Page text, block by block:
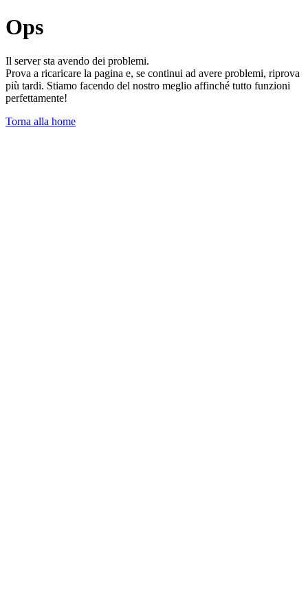
Ops
Il server sta avendo dei problemi.
Prova a ricaricare la pagina e, se continui ad avere problemi, riprova
più tardi. Stiamo facendo del nostro meglio affinché tutto funzioni
perfettamente!
Torna alla home